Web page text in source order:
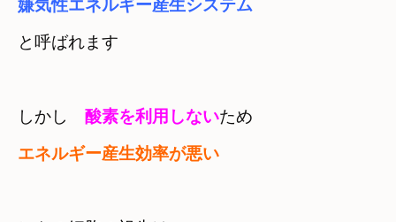
と呼ばれます
しかし 酸素を利用しない
エネルギー産生効率が悪い